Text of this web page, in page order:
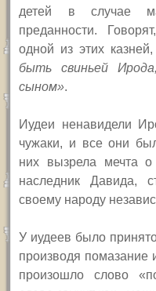
детей в случае
преданности.
одной из этих
быть свиньей
сыном».
Иудеи ненавидели
чужаки, и все они
них вызрела мечта
наследник Давида,
своему народу
У иудеев было
производя
произошло слово